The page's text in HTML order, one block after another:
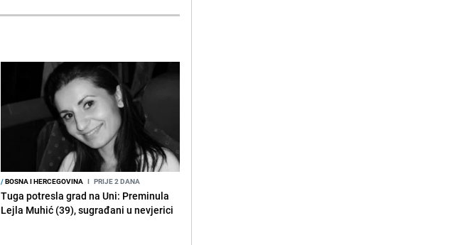
/BOSNA I HERCEGOVINA I PRIJE 2 DANA
Tuga potresla grad na Uni: Preminula
Lejla Muhić (39), sugrađani u nevjerici